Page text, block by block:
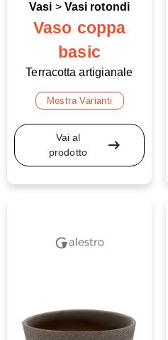
Vasi > Vasi rotondi
Vaso coppa
basic
Terracotta artigianale
Mostra Varianti
Vai al
prodotto
arrow_right_alt